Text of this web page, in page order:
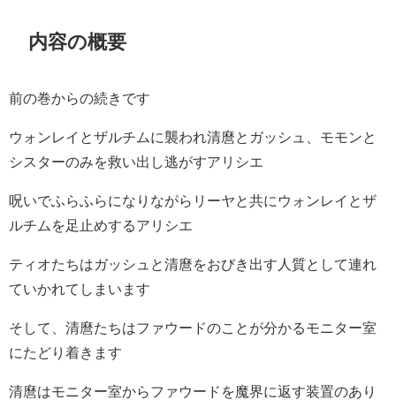
内容の概要
前の巻からの続きです
ウォンレイとザルチムに襲われ清麿とガッシュ、モモンと
シスターのみを救い出し逃がすアリシエ
呪いでふらふらになりながらリーヤと共にウォンレイとザ
ルチムを足止めするアリシエ
ティオたちはガッシュと清麿をおびき出す人質として連れ
ていかれてしまいます
そして、清麿たちはファウードのことが分かるモニター室
にたどり着きます
清麿はモニター室からファウードを魔界に返す装置のあり